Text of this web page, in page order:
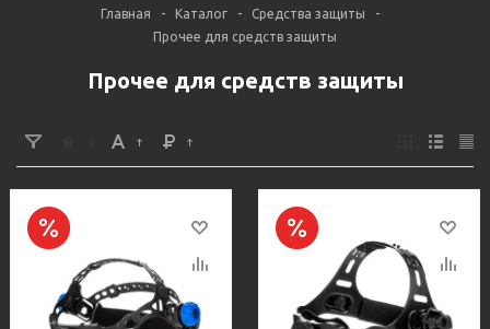
Главная - Каталог - Средства защиты
-
Прочее для средств защиты
Прочее для средств защиты